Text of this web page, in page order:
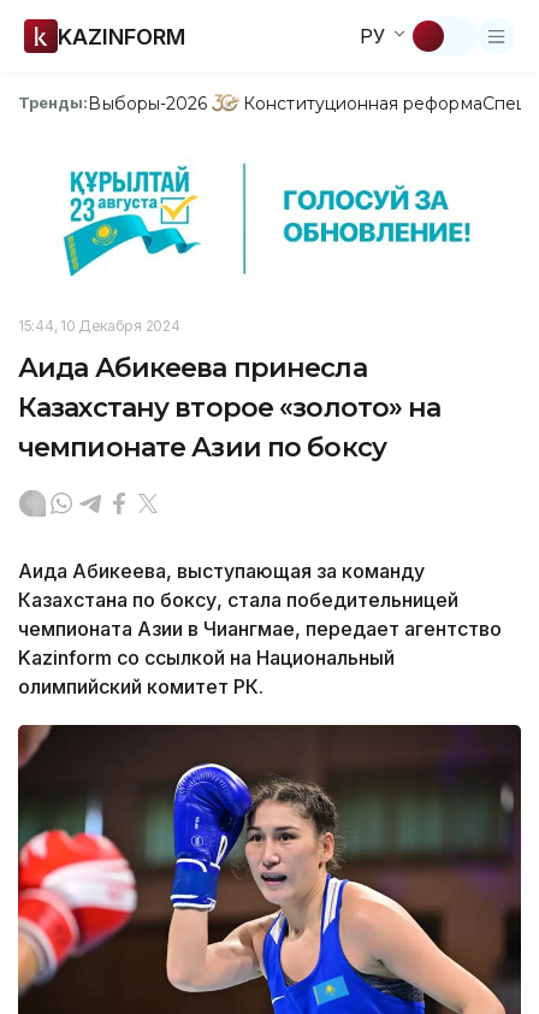
KAZINFORM РУ
Тренды:Выборы-2026 Конституционная реформа
15:44, 10 Декабря 2024
Аида Абикеева принесла
Казахстану второе «золото» на
чемпионате Азии по боксу
Аида Абикеева, выступающая за команду
Казахстана по боксу, стала победительницей
чемпионата Азии в Чиангмае, передает агентство
Kazinform со ссылкой на Национальный
олимпийский комитет РК.